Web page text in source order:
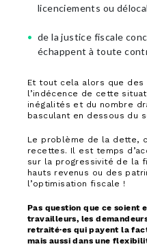
licenciements ou
de la justice fiscale
échappent à toute
Et tout cela alors que
l’indécence de cette
inégalités et du nombre
basculant en dessous du
Le problème de la dette,
recettes. Il est temps
sur la progressivité de la
hauts revenus ou des
l’optimisation fiscale !
Pas question que ce soient
travailleurs, les
retraité·es qui payent la
mais aussi dans une